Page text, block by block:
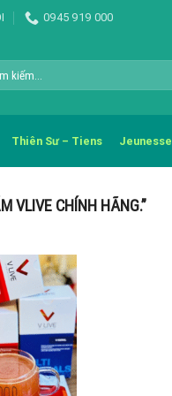
0945 919 000
Thiên Sư – Tiens Jeunesse
VLIVE CHÍNH HÃNG.”